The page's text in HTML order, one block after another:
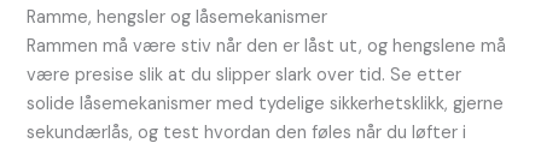
Ramme, hengsler og låsemekanismer
Rammen må være stiv når den er låst ut, og hengslene må
være presise slik at du slipper slark over tid. Se etter
solide låsemekanismer med tydelige sikkerhetsklikk, gjerne
sekundærlås, og test hvordan den føles når du løfter i